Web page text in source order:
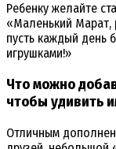
Ребенку желайте
«Маленький Марат,
пусть каждый день
игрушками!»
Что можно
чтобы удивить
Отличным